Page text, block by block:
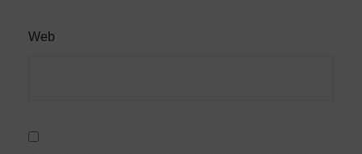
Web